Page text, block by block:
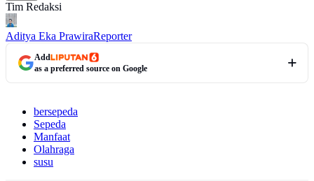
Tim Redaksi
Aditya Eka PrawiraReporter
Add
as a preferred source on Google
bersepeda
Sepeda
Manfaat
Olahraga
susu